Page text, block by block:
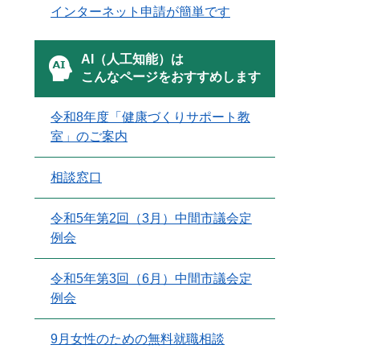
インターネット申請が簡単です
AI（人工知能）は
こんなページをおすすめします
令和8年度「健康づくりサポート教
室」のご案内
相談窓口
令和5年第2回（3月）中間市議会定
例会
令和5年第3回（6月）中間市議会定
例会
9月女性のための無料就職相談